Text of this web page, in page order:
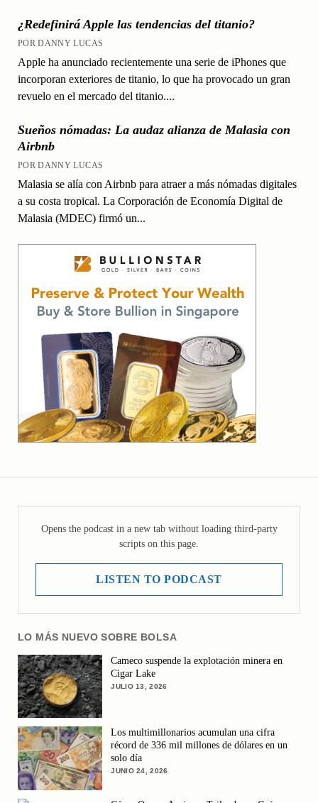
¿Redefinirá Apple las tendencias del titanio?
POR DANNY LUCAS
Apple ha anunciado recientemente una serie de iPhones que
incorporan exteriores de titanio, lo que ha provocado un gran
revuelo en el mercado del titanio....
Sueños nómadas: La audaz alianza de Malasia con
Airbnb
POR DANNY LUCAS
Malasia se alía con Airbnb para atraer a más nómadas digitales
a su costa tropical. La Corporación de Economía Digital de
Malasia (MDEC) firmó un...
Opens the podcast in a new tab without loading third-party
scripts on this page.
LISTEN TO PODCAST
LO MÁS NUEVO SOBRE BOLSA
Cameco suspende la explotación minera en
Cigar Lake
JULIO 13, 2026
Los multimillonarios acumulan una cifra
récord de 336 mil millones de dólares en un
solo día
JUNIO 24, 2026